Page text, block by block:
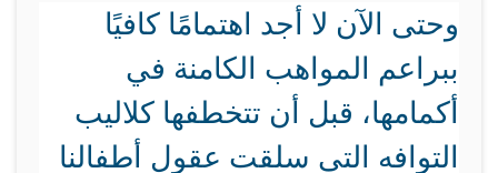
وحتى الآن لا أجد اهتمامًا كافيًا
ببراعم المواهب الكامنة في
أكمامها، قبل أن تتخطفها كلاليب
التوافه التي سلقت عقول أطفالنا